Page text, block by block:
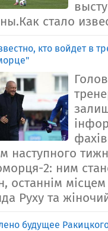
стало
кто войдет в
наступного
2: ним
останнім
Руху та
будущее